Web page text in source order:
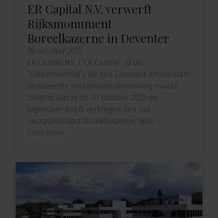
ER Capital N.V. verwerft
Rijksmonument
Boreelkazerne in Deventer
30 oktober 2025
ER Capital N.V. (“ER Capital” of de
“Onderneming”), de aan Euronext Amsterdam
genoteerde vastgoedonderneming, maakt
bekend dat zij op 30 oktober 2025 de
eigendom heeft verkregen van het
vastgoedobject Boreelkazerne, gele…
Lees meer